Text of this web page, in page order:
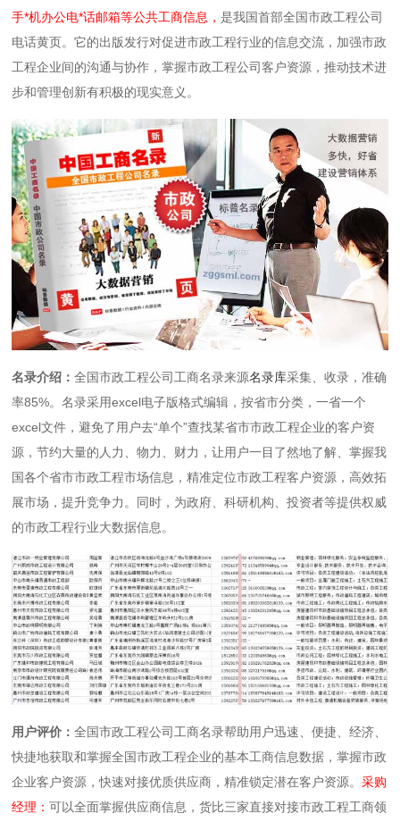
手*机办公电*话邮箱等公共工商信息，是我国首部全国市政工程公司
电话黄页。它的出版发行对促进市政工程行业的信息交流，加强市政
工程企业间的沟通与协作，掌握市政工程公司客户资源，推动技术进
步和管理创新有积极的现实意义。
名录介绍：全国市政工程公司工商名录来源名录库采集、收录，准确
率85%。名录采用excel电子版格式编辑，按省市分类，一省一个
excel文件，避免了用户去“单个”查找某省市市政工程企业的客户资
源，节约大量的人力、物力、财力，让用户一目了然地了解、掌握我
国各个省市市政工程市场信息，精准定位市政工程客户资源，高效拓
展市场，提升竞争力。同时，为政府、科研机构、投资者等提供权威
的市政工程行业大数据信息。
用户评价：全国市政工程公司工商名录帮助用户迅速、便捷、经济、
快捷地获取和掌握全国市政工程企业的基本工商信息数据，掌握市政
企业客户资源，快速对接优质供应商，精准锁定潜在客户资源。采购
经理：可以全面掌握供应商信息，货比三家直接对接市政工程工商领